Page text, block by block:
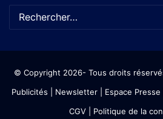
© Copyright 2026- Tous droits
Publicités
Newsletter| Espace Presse
CGV| Politique de la